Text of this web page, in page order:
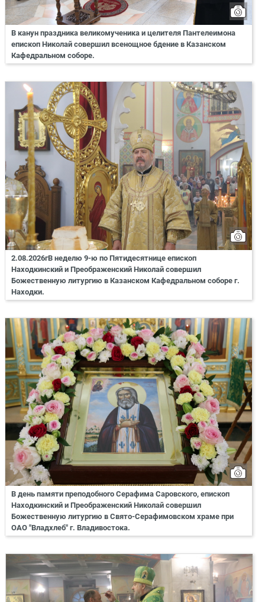
В канун праздника великомученика и целителя Пантелеимона
епископ Николай совершил всенощное бдение в Казанском
Кафедральном соборе.
2.08.2026гВ неделю 9-ю по Пятидесятнице епископ
Находкинский и Преображенский Николай совершил
Божественную литургию в Казанском Кафедральном соборе г.
Находки.
В день памяти преподобного Серафима Саровского, епископ
Находкинский и Преображенский Николай совершил
Божественную литургию в Свято-Серафимовском храме при
ОАО "Владхлеб" г. Владивостока.